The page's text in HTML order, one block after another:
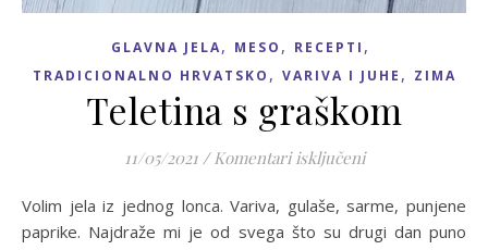
GLAVNA JELA, MESO , RECEPTI ,
TRADICIONALNO HRVATSKO , VARIVA I JUHE , ZIMA
Teletina s graškom
11/05/2021 / Komentari isključeniza Teletina s
Volim jela iz jednog lonca. Variva, gulaše, sarme, punjene
paprike. Najdraže mi je od svega što su drugi dan puno